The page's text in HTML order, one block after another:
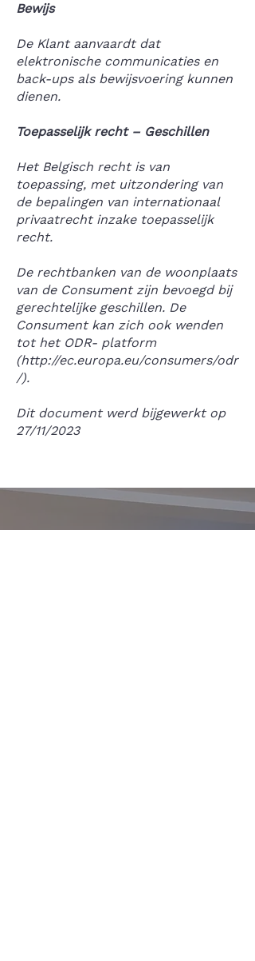
Bewijs
De Klant aanvaardt dat
elektronische communicaties en
back-ups als bewijsvoering kunnen
dienen.
Toepasselijk recht – Geschillen
Het Belgisch recht is van
toepassing, met uitzondering van
de bepalingen van internationaal
privaatrecht inzake toepasselijk
recht.
De rechtbanken van de woonplaats
van de Consument zijn bevoegd bij
gerechtelijke geschillen. De
Consument kan zich ook wenden
tot het ODR- platform
(http://ec.europa.eu/consumers/odr
/).
Dit document werd bijgewerkt op
27/11/2023